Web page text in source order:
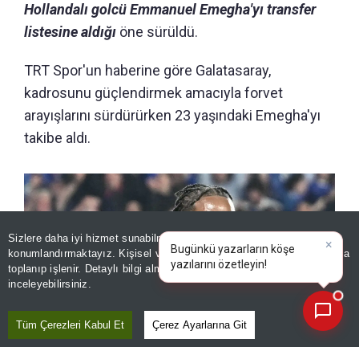
Sizlere daha iyi hizmet sunabilmek adına sitemizde
konumlandırmaktayız. Kişisel verileriniz, KVKK ve GDPR kapsamında
toplanıp işlenir. Detaylı bilgi almak içinAydınlatma Metnimizi
inceleyebilirsiniz.
Tüm Çerezleri Kabul Et Çerez Ayarlarına Git
Hollandalı golcü Emmanuel Emegha'yı transfer
listesine aldığı öne sürüldü.
TRT Spor'un haberine göre Galatasaray,
kadrosunu güçlendirmek amacıyla forvet
arayışlarını sürdürürken 23 yaşındaki Emegha'yı
takibe aldı.